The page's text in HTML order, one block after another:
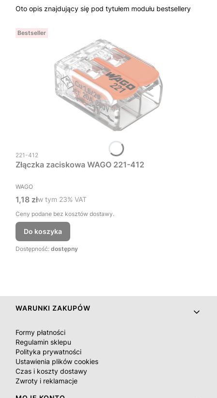
Oto opis znajdujący się pod tytułem modułu bestsellery
Bestseller
Kod produktu
221-412
Złączka zaciskowa WAGO 221-412
PRODUCENT
WAGO
Cena brutto
1,18 złw tym %s VAT
w tym 23% VAT
Ceny podane bez kosztów dostawy.
Do koszyka
Dostępność: dostępny
Linki w stopce
WARUNKI ZAKUPÓW
Formy płatności
Regulamin sklepu
Polityka prywatności
Ustawienia plików cookies
Czas i koszty dostawy
Zwroty i reklamacje